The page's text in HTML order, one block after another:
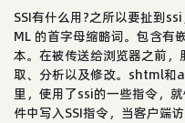
SSI有什么用?之所以要扯到
ML 的首字母缩略词。包含有
本。在被传送给浏览器之前
取、分析以及修改。shtml和
里，使用了ssi的一些指令，
件中写入SSI指令，当客户端